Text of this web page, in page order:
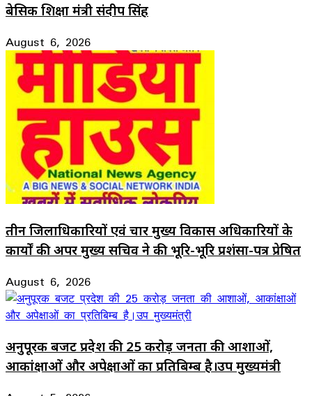
बेसिक शिक्षा मंत्री संदीप सिंह
August 6, 2026
तीन जिलाधिकारियों एवं चार मुख्य विकास अधिकारियों के
कार्यों की अपर मुख्य सचिव ने की भूरि-भूरि प्रशंसा-पत्र प्रेषित
August 6, 2026
अनुपूरक बजट प्रदेश की 25 करोड़ जनता की आशाओं,
आकांक्षाओं और अपेक्षाओं का प्रतिबिम्ब है।उप मुख्यमंत्री